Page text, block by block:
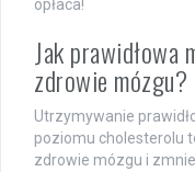
opłaca!
Jak prawidłowa
zdrowie mózgu?
Utrzymywanie
poziomu cholesterolu
zdrowie mózgu i